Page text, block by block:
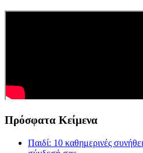
Πρόσφατα Κείμενα
Παιδί: 10 καθημερινές